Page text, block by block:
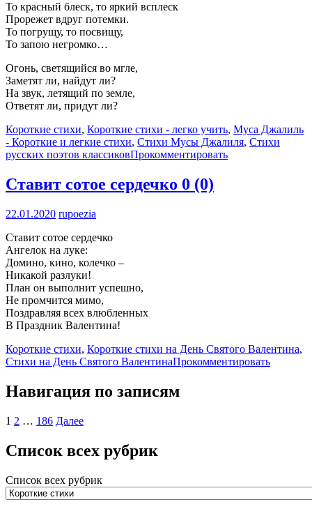
То красный блеск, то яркий всплеск
Прорежет вдруг потемки.
То погрущу, то посвищу,
То запою негромко…
Огонь, светящийся во мгле,
Заметят ли, найдут ли?
На звук, летящий по земле,
Ответят ли, придут ли?
Короткие стихи, Короткие стихи - легко учить, Муса Джалиль
- Короткие и легкие стихи, Стихи Мусы Джалиля, Стихи
русских поэтов классиковПрокомментировать
Ставит сотое сердечко 0 (0)
22.01.2020 rupoezia
Ставит сотое сердечко
Ангелок на луке:
Домино, кино, колечко –
Никакой разлуки!
План он выполнит успешно,
Не промчится мимо,
Поздравляя всех влюбленных
В Праздник Валентина!
Короткие стихи, Короткие стихи на День Святого Валентина,
Стихи на День Святого ВалентинаПрокомментировать
Навигация по записям
1 2 … 186 Далее
Список всех рубрик
Список всех рубрик